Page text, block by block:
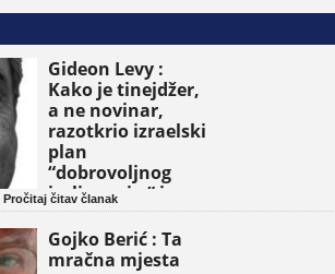
Gideon Levy :
Kako je tinejdžer,
a ne novinar,
razotkrio izraelski
plan
“dobrovoljnog
iseljavanja ” iz
Gaze
Pročitaj čitav članak
Gojko Berić : Ta
mračna mjesta